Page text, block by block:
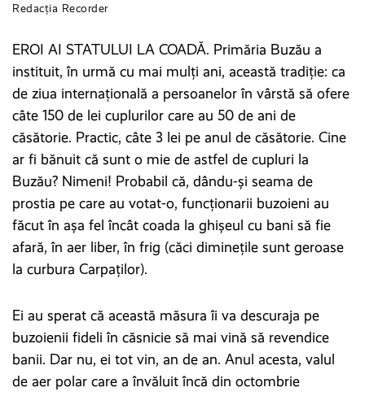
Redacția Recorder
EROI AI STATULUI LA COADĂ. Primăria Buzău a
instituit, în urmă cu mai mulți ani, această tradiție: ca
de ziua internațională a persoanelor în vârstă să ofere
câte 150 de lei cuplurilor care au 50 de ani de
căsătorie. Practic, câte 3 lei pe anul de căsătorie. Cine
ar fi bănuit că sunt o mie de astfel de cupluri la
Buzău? Nimeni! Probabil că, dându-și seama de
prostia pe care au votat-o, funcționarii buzoieni au
făcut în așa fel încât coada la ghișeul cu bani să fie
afară, în aer liber, în frig (căci diminețile sunt geroase
la curbura Carpaților).
Ei au sperat că această măsura îi va descuraja pe
buzoienii fideli în căsnicie să mai vină să revendice
banii. Dar nu, ei tot vin, an de an. Anul acesta, valul
de aer polar care a învăluit încă din octombrie